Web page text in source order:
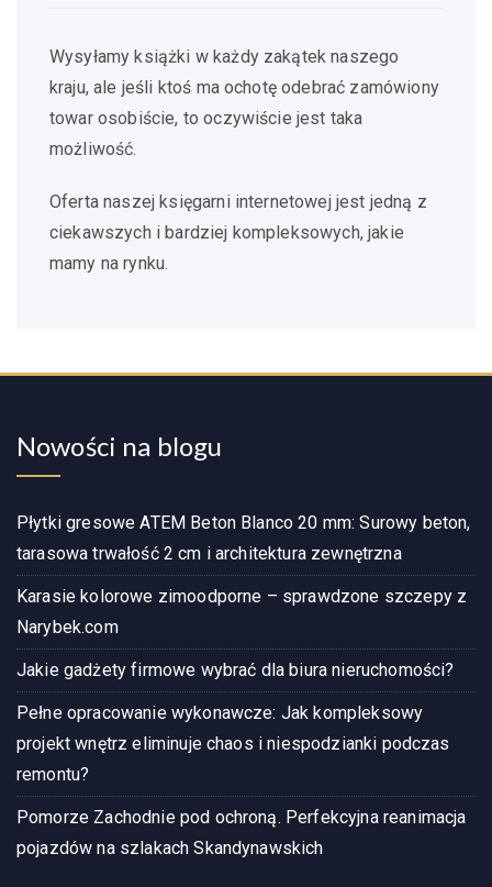
Wysyłamy książki w każdy zakątek naszego
kraju, ale jeśli ktoś ma ochotę odebrać zamówiony
towar osobiście, to oczywiście jest taka
możliwość.
Oferta naszej księgarni internetowej jest jedną z
ciekawszych i bardziej kompleksowych, jakie
mamy na rynku.
Nowości na blogu
Płytki gresowe ATEM Beton Blanco 20 mm: Surowy beton,
tarasowa trwałość 2 cm i architektura zewnętrzna
Karasie kolorowe zimoodporne – sprawdzone szczepy z
Narybek.com
Jakie gadżety firmowe wybrać dla biura nieruchomości?
Pełne opracowanie wykonawcze: Jak kompleksowy
projekt wnętrz eliminuje chaos i niespodzianki podczas
remontu?
Pomorze Zachodnie pod ochroną. Perfekcyjna reanimacja
pojazdów na szlakach Skandynawskich